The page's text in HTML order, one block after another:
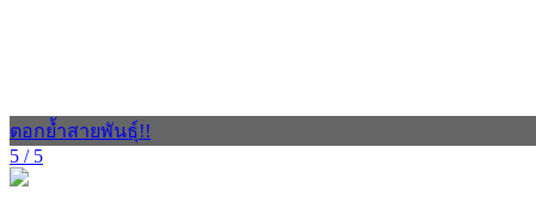
ตอกย้ำสายพันธุ์!!
5 / 5